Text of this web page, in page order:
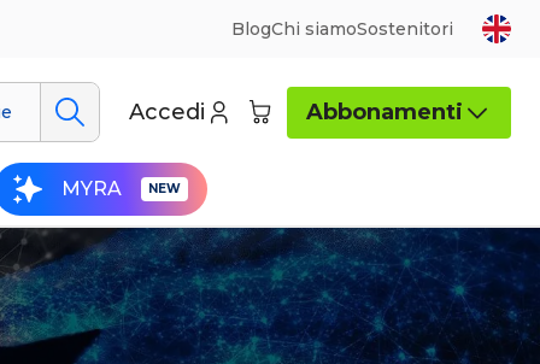
BlogChi siamoSostenitori
Accedi Abbonamenti
MYRA